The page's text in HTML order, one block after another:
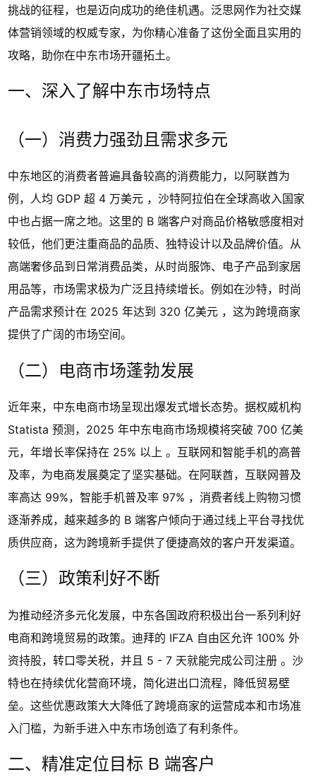
挑战的征程，也是迈向成功的绝佳机遇。泛思网作为社交媒
体营销领域的权威专家，为你精心准备了这份全面且实用的
攻略，助你在中东市场开疆拓土。
一、深入了解中东市场特点
（一）消费力强劲且需求多元
中东地区的消费者普遍具备较高的消费能力，以阿联酋为
例，人均 GDP 超 4 万美元 ，沙特阿拉伯在全球高收入国家
中也占据一席之地。这里的 B 端客户对商品价格敏感度相对
较低，他们更注重商品的品质、独特设计以及品牌价值。从
高端奢侈品到日常消费品类，从时尚服饰、电子产品到家居
用品等，市场需求极为广泛且持续增长。例如在沙特，时尚
产品需求预计在 2025 年达到 320 亿美元 ，这为跨境商家
提供了广阔的市场空间。
（二）电商市场蓬勃发展
近年来，中东电商市场呈现出爆发式增长态势。据权威机构
Statista 预测，2025 年中东电商市场规模将突破 700 亿美
元，年增长率保持在 25% 以上 。互联网和智能手机的高普
及率，为电商发展奠定了坚实基础。在阿联酋，互联网普及
率高达 99%，智能手机普及率 97% ，消费者线上购物习惯
逐渐养成，越来越多的 B 端客户倾向于通过线上平台寻找优
质供应商，这为跨境新手提供了便捷高效的客户开发渠道。
（三）政策利好不断
为推动经济多元化发展，中东各国政府积极出台一系列利好
电商和跨境贸易的政策。迪拜的 IFZA 自由区允许 100% 外
资持股，转口零关税，并且 5 - 7 天就能完成公司注册 。沙
特也在持续优化营商环境，简化进出口流程，降低贸易壁
垒。这些优惠政策大大降低了跨境商家的运营成本和市场准
入门槛，为新手进入中东市场创造了有利条件。
二、精准定位目标 B 端客户